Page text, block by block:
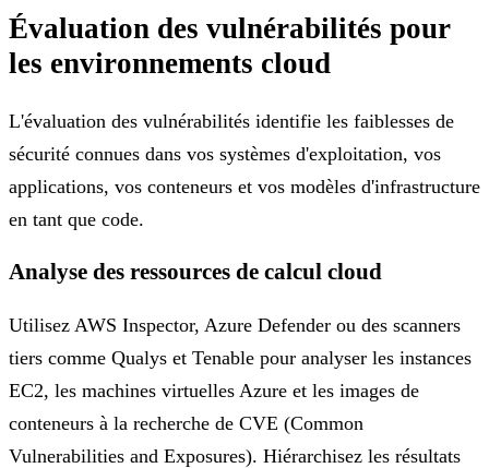
Évaluation des vulnérabilités pour
les environnements cloud
L'évaluation des vulnérabilités identifie les faiblesses de
sécurité connues dans vos systèmes d'exploitation, vos
applications, vos conteneurs et vos modèles d'infrastructure
en tant que code.
Analyse des ressources de calcul cloud
Utilisez AWS Inspector, Azure Defender ou des scanners
tiers comme Qualys et Tenable pour analyser les instances
EC2, les machines virtuelles Azure et les images de
conteneurs à la recherche de CVE (Common
Vulnerabilities and Exposures). Hiérarchisez les résultats